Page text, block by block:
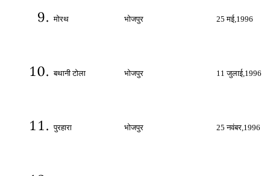
मोरथ भोजपुर 25मई,1996
बथानी टोला भोजपुर 11जुलाई,1996
पुरहारा भोजपुर 25नवंबर,1996